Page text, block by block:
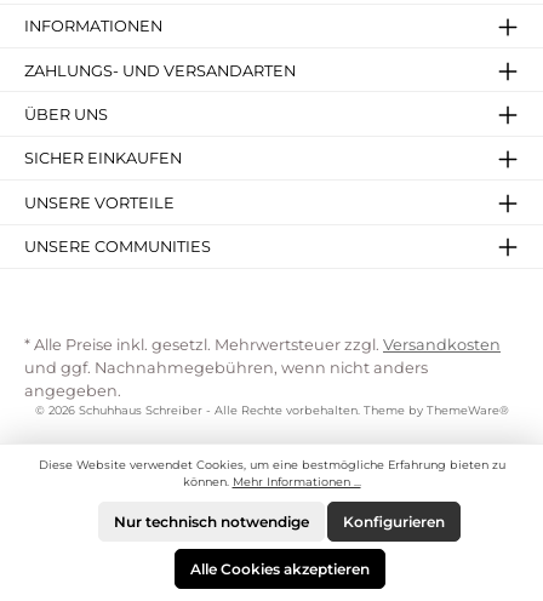
INFORMATIONEN
ZAHLUNGS- UND VERSANDARTEN
ÜBER UNS
SICHER EINKAUFEN
UNSERE VORTEILE
UNSERE COMMUNITIES
* Alle Preise inkl. gesetzl. Mehrwertsteuer zzgl. Versandkosten
und ggf. Nachnahmegebühren, wenn nicht anders
angegeben.
© 2026 Schuhhaus Schreiber - Alle Rechte vorbehalten. Theme by ThemeWare®
Diese Website verwendet Cookies, um eine bestmögliche Erfahrung bieten zu
können. Mehr Informationen ...
Nur technisch notwendige Konfigurieren
Alle Cookies akzeptieren